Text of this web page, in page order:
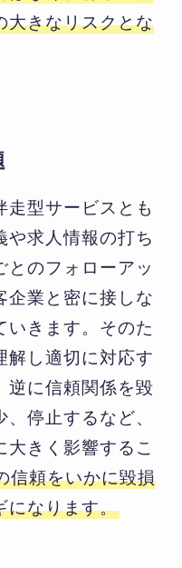
大きなリスクとな
走型サービスとも
や求人情報の打ち
とのフォローアッ
業と密に接しな
いきます。そのた
解し適切に対応す
逆に信頼関係を毀
停止するなど、
きく影響するこ
信頼をいかに毀損
になります。